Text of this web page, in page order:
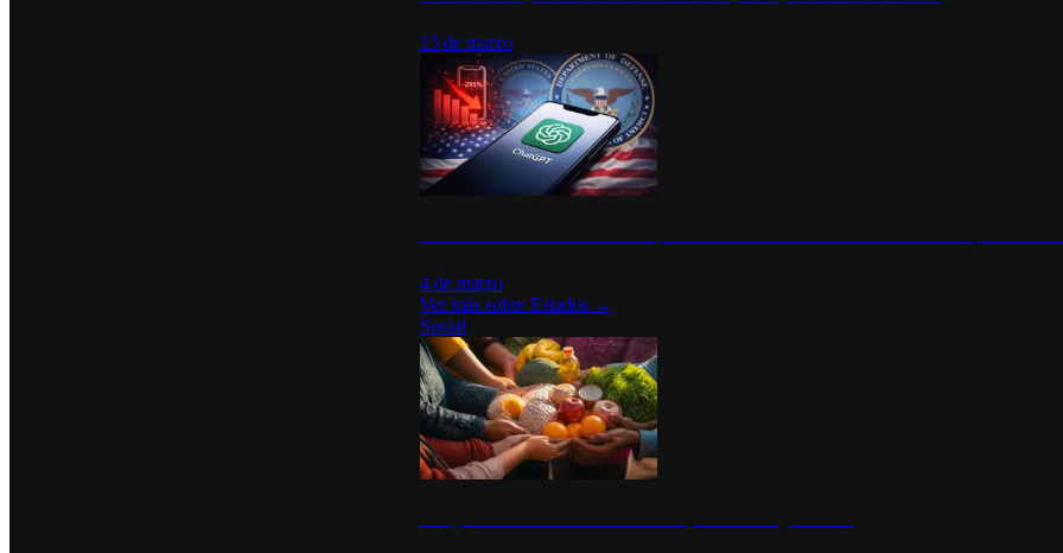
13 de marzo
4 de marzo
Ver más sobreEstados →
Social